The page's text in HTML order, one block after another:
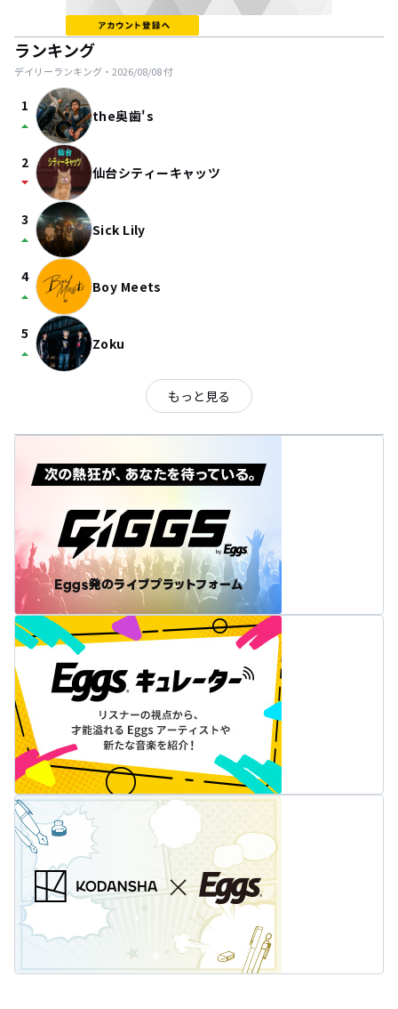
ランキング
デイリーランキング・ 2026/08/08付
1
arrow_drop_up the奥歯's
2
arrow_drop_down 仙台シティーキャッツ
3
arrow_drop_up Sick Lily
4
arrow_drop_up Boy Meets
5
arrow_drop_up Zoku
もっと見る